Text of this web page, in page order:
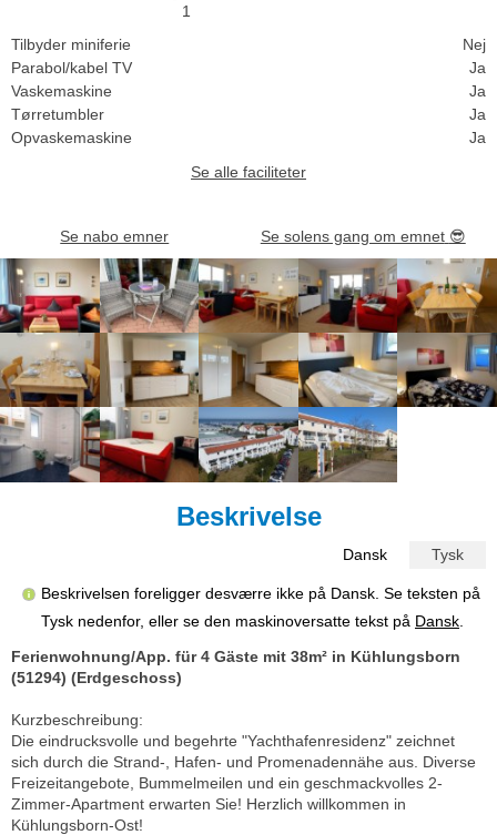
1
Tilbyder miniferie
Nej
Parabol/kabel TV
Ja
Vaskemaskine
Ja
Tørretumbler
Ja
Opvaskemaskine
Ja
Se alle faciliteter
Se nabo emner Se solens gang om emnet 😎
Beskrivelse
Dansk Tysk
Beskrivelsen foreligger desværre ikke på Dansk. Se teksten på
Tysk nedenfor, eller se den maskinoversatte tekst på Dansk
Ferienwohnung/App. für 4 Gäste mit 38m² in Kühlungsborn
(51294) (Erdgeschoss)
Kurzbeschreibung:
Die eindrucksvolle und begehrte "Yachthafenresidenz" zeichnet
sich durch die Strand-, Hafen- und Promenadennähe aus. Diverse
Freizeitangebote, Bummelmeilen und ein geschmackvolles 2-
Zimmer-Apartment erwarten Sie! Herzlich willkommen in
Kühlungsborn-Ost!